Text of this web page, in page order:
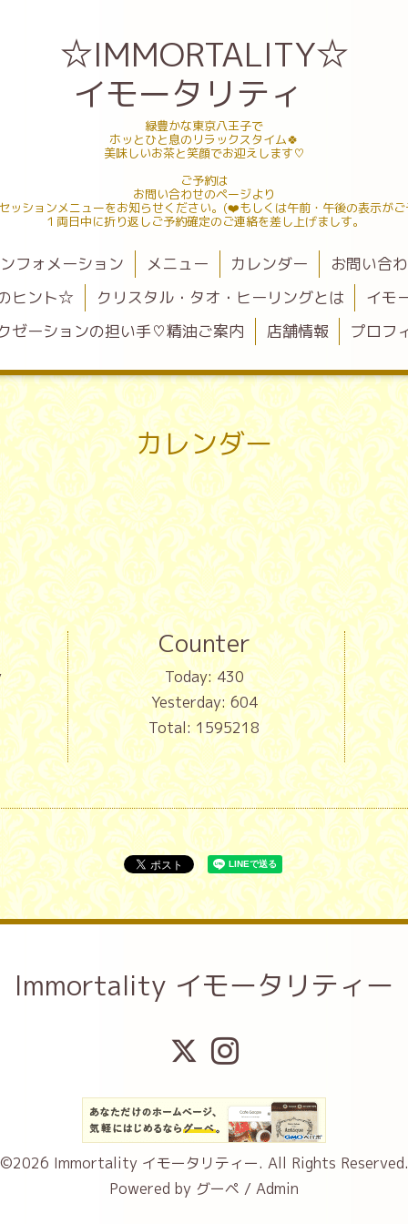
☆IMMORTALITY☆
イモータリティ
緑豊かな東京八王子で
ホッとひと息のリラックスタイム🍀
美味しいお茶と笑顔でお迎えします♡
ご予約は
お問い合わせのページより
ッションメニューをお知らせください。(❤️もしくは午前・午後の表示が
１両日中に折り返しご予約確定のご連絡を差し上げましす。
フォメーション メニュー カレンダー
お問い合
ヒント☆
クリスタル・タオ・ヒーリングとは
イモ
ゼーションの担い手♡精油ご案内
店舗情報 プロフ
カレンダー
Counter
Today:430
Yesterday:604
Total:1595218
Immortality イモータリティー
©2026 Immortality イモータリティー. All Rights Reserved.
Powered by グーペ / Admin